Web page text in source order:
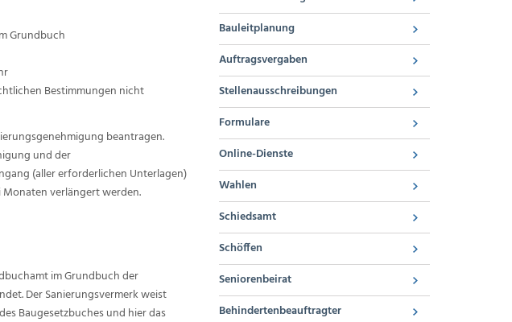
Grundbuch
Bestimmungen nicht
beantragen.
und der
(aller erforderlichen Unterlagen)
Monaten verlängert werden.
im Grundbuch der
Der Sanierungsvermerk weist
Baugesetzbuches und hier das
Bauleitplanung
Auftragsvergaben
Stellenausschreibungen
Formulare
Online-Dienste
Wahlen
Schiedsamt
Schöffen
Seniorenbeirat
Behindertenbeauftragter